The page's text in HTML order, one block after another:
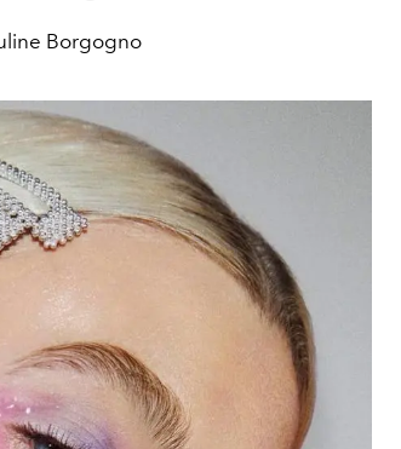
Borgogno